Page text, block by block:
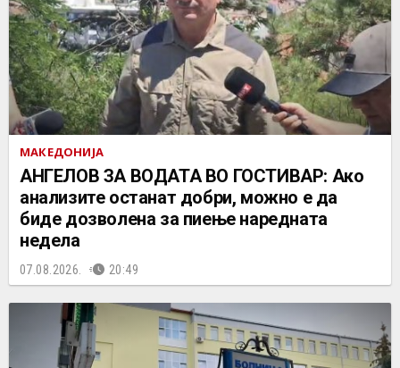
МАКЕДОНИЈА
АНГЕЛОВ ЗА ВОДАТА ВО ГОСТИВАР: Ако
анализите останат добри, можно е да
биде дозволена за пиење наредната
недела
07.08.2026. 20:49